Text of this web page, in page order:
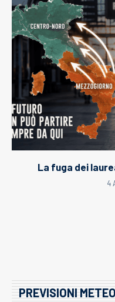
La fuga dei
4
PREVISIONI